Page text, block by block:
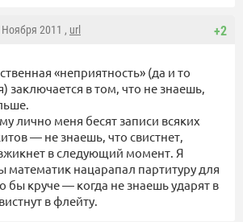
+2
Ноября 2011 , url
«неприятность» (да и то
заключается в том, что не знаешь,
лично меня бесят записи всяких
— не знаешь, что свистнет,
в следующий момент. Я
математик нацарапал партитуру для
бы круче — когда не знаешь ударят в
в флейту.